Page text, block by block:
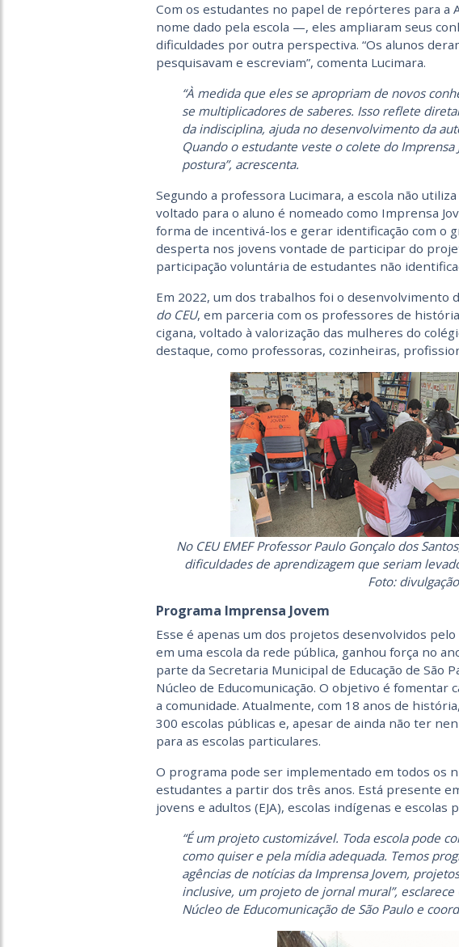
Com os estudantes no papel de repórteres para a
nome dado pela escola —, eles ampliaram seus
dificuldades por outra perspectiva. “Os alunos
pesquisavam e escreviam”, comenta Lucimara.
“À medida que eles se apropriam de novos
se multiplicadores de saberes. Isso reflete
da indisciplina, ajuda no desenvolvimento da
Quando o estudante veste o colete do Imprensa
postura”, acrescenta.
Segundo a professora Lucimara, a escola não utiliza
voltado para o aluno é nomeado como Imprensa
forma de incentivá-los e gerar identificação com o
desperta nos jovens vontade de participar do
participação voluntária de estudantes não
Em 2022, um dos trabalhos foi o desenvolvimento
do CEU, em parceria com os professores de
cigana, voltado à valorização das mulheres do
destaque, como professoras, cozinheiras,
No CEU EMEF Professor Paulo Gonçalo dos
dificuldades de aprendizagem que seriam
Foto: divulgação
Programa Imprensa Jovem
Esse é apenas um dos projetos desenvolvidos
em uma escola da rede pública, ganhou força no
parte da Secretaria Municipal de Educação de São
Núcleo de Educomunicação. O objetivo é fomentar
a comunidade. Atualmente, com 18 anos de
300 escolas públicas e, apesar de ainda não ter
para as escolas particulares.
O programa pode ser implementado em todos os
estudantes a partir dos três anos. Está presente
jovens e adultos (EJA), escolas indígenas e escolas
“É um projeto customizável. Toda escola pode
como quiser e pela mídia adequada. Temos
agências de notícias da Imprensa Jovem,
inclusive, um projeto de jornal mural”,
Núcleo de Educomunicação de São Paulo e